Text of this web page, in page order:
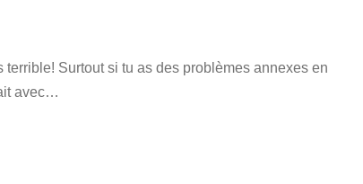
terrible! Surtout si tu as des problèmes annexes en
avec…